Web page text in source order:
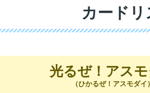
カードリ
光るぜ！アス
（ひかるぜ！アスモダイ）